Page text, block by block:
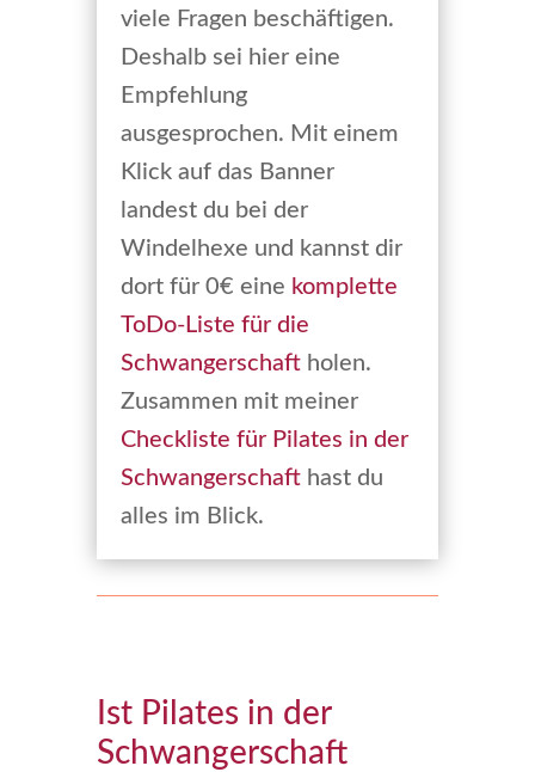
viele Fragen beschäftigen.
Deshalb sei hier eine
Empfehlung
ausgesprochen. Mit einem
Klick auf das Banner
landest du bei der
Windelhexe und kannst dir
dort für 0€ eine komplette
ToDo-Liste für die
Schwangerschaftholen.
Zusammen mit meiner
Checkliste für Pilates in der
Schwangerschafthast du
alles im Blick.
Ist Pilates in der
Schwangerschaft